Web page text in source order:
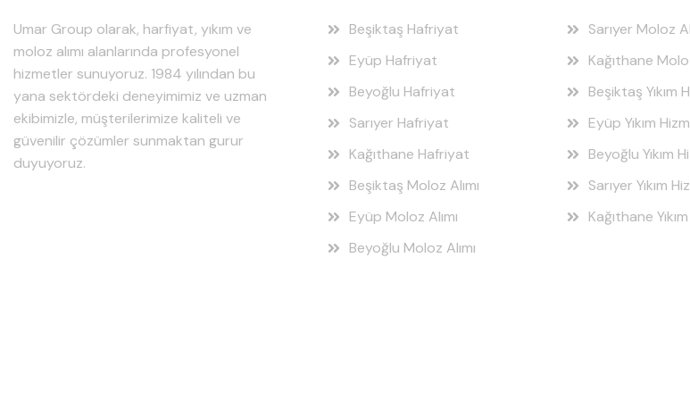
Umar Group olarak, harfiyat, yıkım ve
moloz alımı alanlarında profesyonel
hizmetler sunuyoruz. 1984 yılından bu
yana sektördeki deneyimimiz ve uzman
ekibimizle, müşterilerimize kaliteli ve
güvenilir çözümler sunmaktan gurur
duyuyoruz.
Beşiktaş Hafriyat
Eyüp Hafriyat
Beyoğlu Hafriyat
Sarıyer Hafriyat
Kağıthane Hafriyat
Beşiktaş Moloz Alımı
Eyüp Moloz Alımı
Beyoğlu Moloz Alımı
Sarıyer Moloz
Kağıthane
Beşiktaş Yıkım
Eyüp Yıkım
Beyoğlu Yıkım
Sarıyer Yıkım
Kağıthane